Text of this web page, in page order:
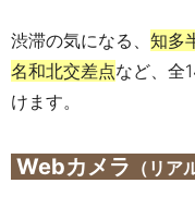
渋滞の気になる、 知多
名和北交差点など、全
けます。
Webカメラ （リア